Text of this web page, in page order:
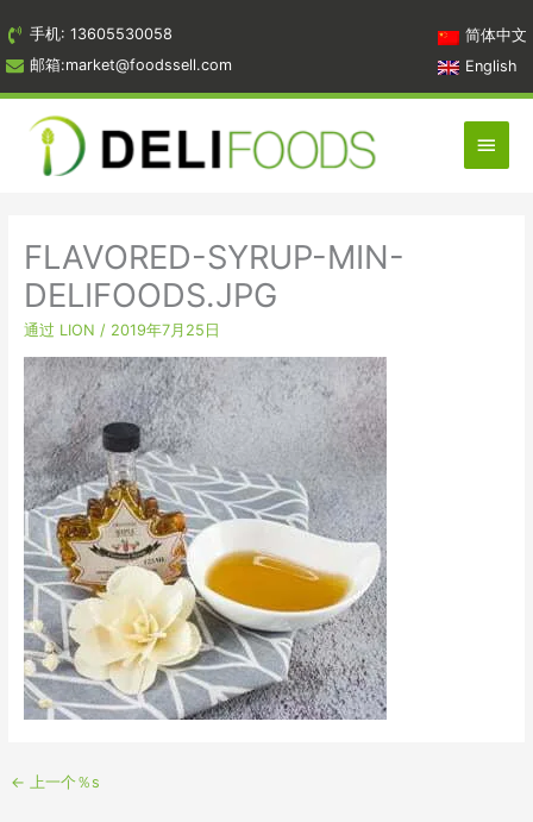
到
内
容
手机: 13605530058
邮箱:market@foodssell.com
简体中文
English
主
菜
FLAVORED-SYRUP​-MIN-
DELIFOODS.JPG
通过 LION / 2019年7月25日
← 上一个％s